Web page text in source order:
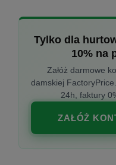
Tylko dla
10% na
Załóż darmowe
damskiej
24h, faktury
ZAŁÓŻ